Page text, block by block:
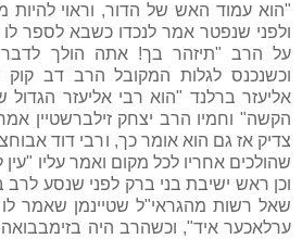
"הוא עמוד האש של הדור, וראוי להיות
ולפני שנפטר אמר לנכדו כשבא לספר
על הרב "תיזהר בך! אתה הולך
וכשנכנס לגלות המקובל הרב דב
אליעזר ברלנד "הוא רבי אליעזר
הקשה" וחמיו הרב יצחק זילברשטיין
צדיק אז גם הוא אומר כך, ורבי דוד
שהולכים אחריו לכל מקום ואמר עליו
וכן ראש ישיבת בני ברק לפני שנסע לרב
שאל רשות מהגראי"ל שטיינמן שאמר
ערלאכער איד", וכשהרב היה